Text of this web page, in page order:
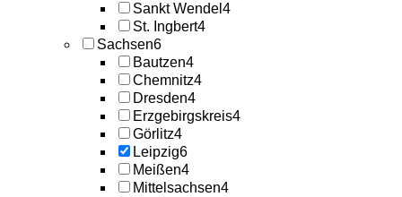
Sankt Wendel 4
St. Ingbert4
Sachsen6
Bautzen4
Chemnitz4
Dresden4
Erzgebirgskreis4
Görlitz4
Leipzig6
Meißen4
Mittelsachsen4